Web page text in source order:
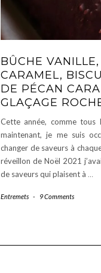
BÛCHE
CARAMEL,
DE PÉCAN
GLAÇAGE
Cette année, comme tous
maintenant, je me suis
changer de saveurs à
réveillon de Noël 2021
de saveurs qui plaisent à …
Entremets - 9 Comments